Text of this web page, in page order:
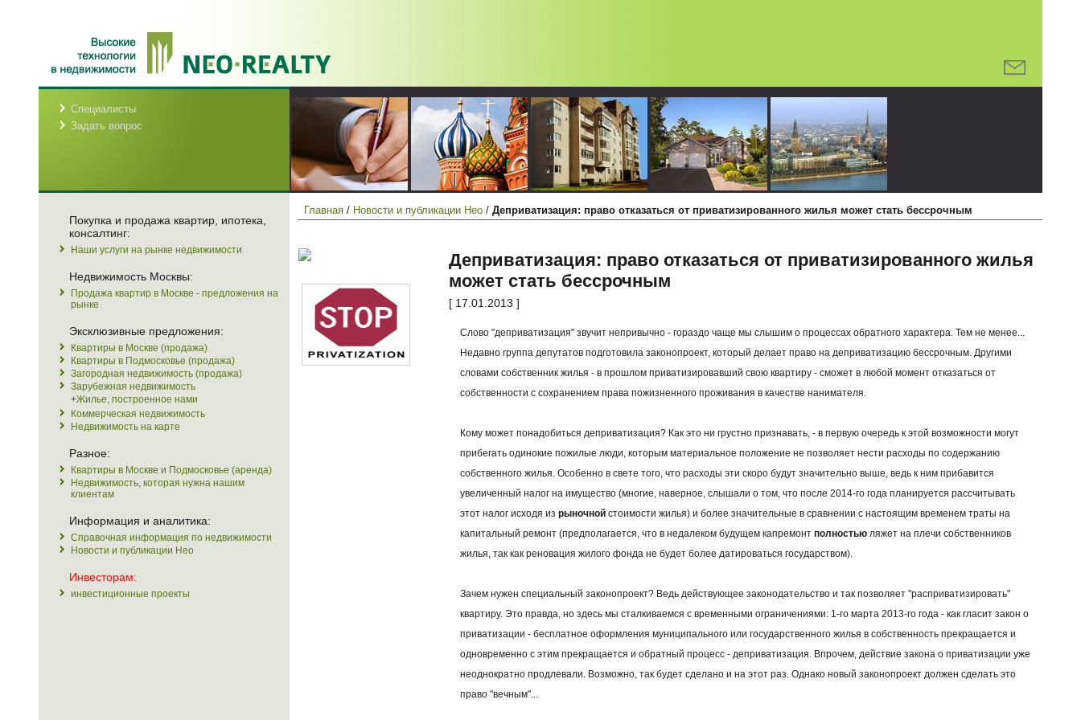
Специалисты
Задать вопрос
Покупка и продажа квартир, ипотека,
консалтинг:
Наши услуги на рынке недвижимости
Недвижимость Москвы:
Продажа квартир в Москве - предложения на
рынке
Эксклюзивные предложения:
Квартиры в Москве (продажа)
Квартиры в Подмосковье (продажа)
Загородная недвижимость (продажа)
Зарубежная недвижимость
+Жилье, построенное нами
Коммерческая недвижимость
Недвижимость на карте
Разное:
Квартиры в Москве и Подмосковье (аренда)
Недвижимость, которая нужна нашим
клиентам
Информация и аналитика:
Справочная информация по недвижимости
Новости и публикации Нео
Инвесторам:
инвестиционные проекты
Главная / Новости и публикации Нео / Деприватизация: право отказаться от приватизированного жилья может стать бессрочным
Деприватизация: право отказаться от приватизированного жилья
может стать бессрочным
[ 17.01.2013 ]
Слово "деприватизация" звучит непривычно - гораздо чаще мы слышим о процессах обратного характера. Тем не менее...
Недавно группа депутатов подготовила законопроект, который делает право на деприватизацию бессрочным. Другими
словами собственник жилья - в прошлом приватизировавший свою квартиру - сможет в любой момент отказаться от
собственности с сохранением права пожизненного проживания в качестве нанимателя.
Кому может понадобиться деприватизация? Как это ни грустно признавать, - в первую очередь к этой возможности могут
прибегать одинокие пожилые люди, которым материальное положение не позволяет нести расходы по содержанию
собственного жилья. Особенно в свете того, что расходы эти скоро будут значительно выше, ведь к ним прибавится
увеличенный налог на имущество (многие, наверное, слышали о том, что после 2014-го года планируется рассчитывать
этот налог исходя из рыночной стоимости жилья) и более значительные в сравнении с настоящим временем траты на
капитальный ремонт (предполагается, что в недалеком будущем капремонт полностью ляжет на плечи собственников
жилья, так как реновация жилого фонда не будет более датироваться государством).
Зачем нужен специальный законопроект? Ведь действующее законодательство и так позволяет "расприватизировать"
квартиру. Это правда, но здесь мы сталкиваемся с временными ограничениями: 1-го марта 2013-го года - как гласит закон о
приватизации - бесплатное оформления муниципального или государственного жилья в собственность прекращается и
одновременно с этим прекращается и обратный процесс - деприватизация. Впрочем, действие закона о приватизации уже
неоднократно продлевали. Возможно, так будет сделано и на этот раз. Однако новый законопроект должен сделать это
право "вечным"...